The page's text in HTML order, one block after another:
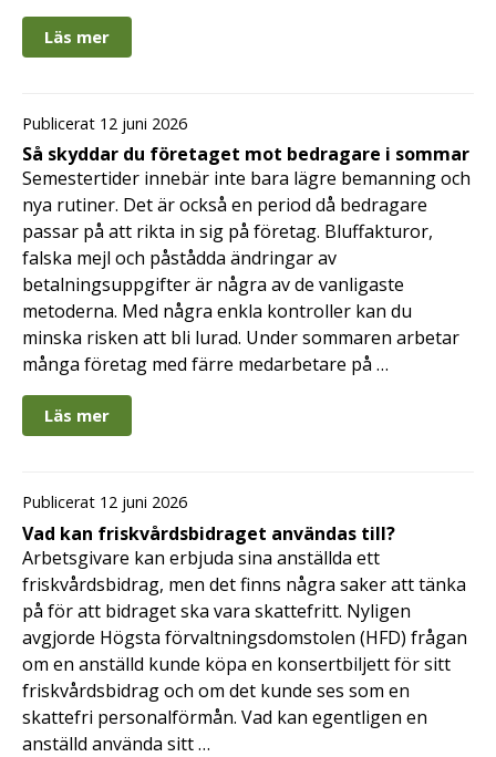
Läs mer
Publicerat 12 juni 2026
Så skyddar du företaget mot bedragare i sommar
Semestertider innebär inte bara lägre bemanning och
nya rutiner. Det är också en period då bedragare
passar på att rikta in sig på företag. Bluffakturor,
falska mejl och påstådda ändringar av
betalningsuppgifter är några av de vanligaste
metoderna. Med några enkla kontroller kan du
minska risken att bli lurad. Under sommaren arbetar
många företag med färre medarbetare på …
Läs mer
Publicerat 12 juni 2026
Vad kan friskvårdsbidraget användas till?
Arbetsgivare kan erbjuda sina anställda ett
friskvårdsbidrag, men det finns några saker att tänka
på för att bidraget ska vara skattefritt. Nyligen
avgjorde Högsta förvaltningsdomstolen (HFD) frågan
om en anställd kunde köpa en konsertbiljett för sitt
friskvårdsbidrag och om det kunde ses som en
skattefri personalförmån. Vad kan egentligen en
anställd använda sitt …